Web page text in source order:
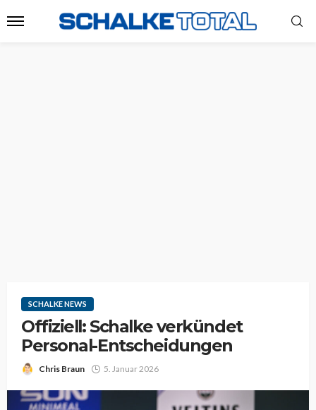
SCHALKE NEWS
Offiziell: Schalke verkündet
Personal-Entscheidungen
Chris Braun 5. Januar 2026